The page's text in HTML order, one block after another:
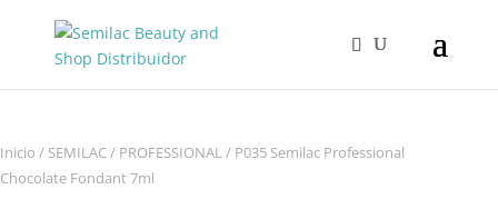
Inicio / SEMILAC/ PROFESSIONAL/ P035 Semilac Professional
Chocolate Fondant 7ml